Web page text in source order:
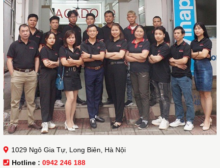
1029 Ngô Gia Tự, Long Biên, Hà Nội
Hotline : 0942 246 188